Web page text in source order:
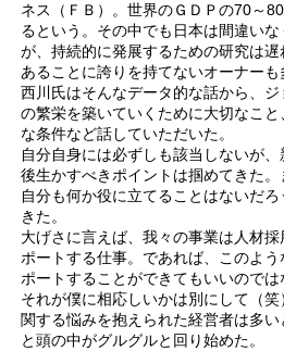
ネス（ＦＢ）。世界のＧＤＰの70～
るという。その中でも日本は間違い
が、持続的に発展するための研究は
あることに誇りを持てないオーナーも
西川氏はそんなデータ的な話から、
の繁栄を築いていくために大切なこ
な条件など話していただいた。
自分自身には必ずしも該当しないが
後生かすべきポイントは掴めてきた。
自分も何か役に立てることはないだ
きた。
大げさに言えば、我々の事業は人材
ポートする仕事。であれば、このよ
ポートすることができてもいいのでは
それが僕に相応しいかは別にして（
関する悩みを抱えられた経営者は多い
と頭の中がグルグルと回り始めた。